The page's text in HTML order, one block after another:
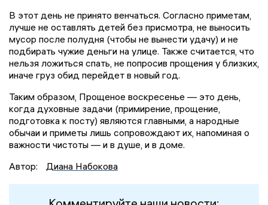
В этот день не принято венчаться. Согласно приметам,
лучше не оставлять детей без присмотра, не выносить
мусор после полудня (чтобы не вынести удачу) и не
подбирать чужие деньги на улице. Также считается, что
нельзя ложиться спать, не попросив прощения у близких,
иначе груз обид перейдет в новый год.
Таким образом, Прощеное воскресенье — это день,
когда духовные задачи (примирение, прощение,
подготовка к посту) являются главными, а народные
обычаи и приметы лишь сопровождают их, напоминая о
важности чистоты — и в душе, и в доме.
Автор:
Диана Набокова